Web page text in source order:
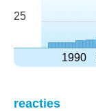
25
1990
reacties